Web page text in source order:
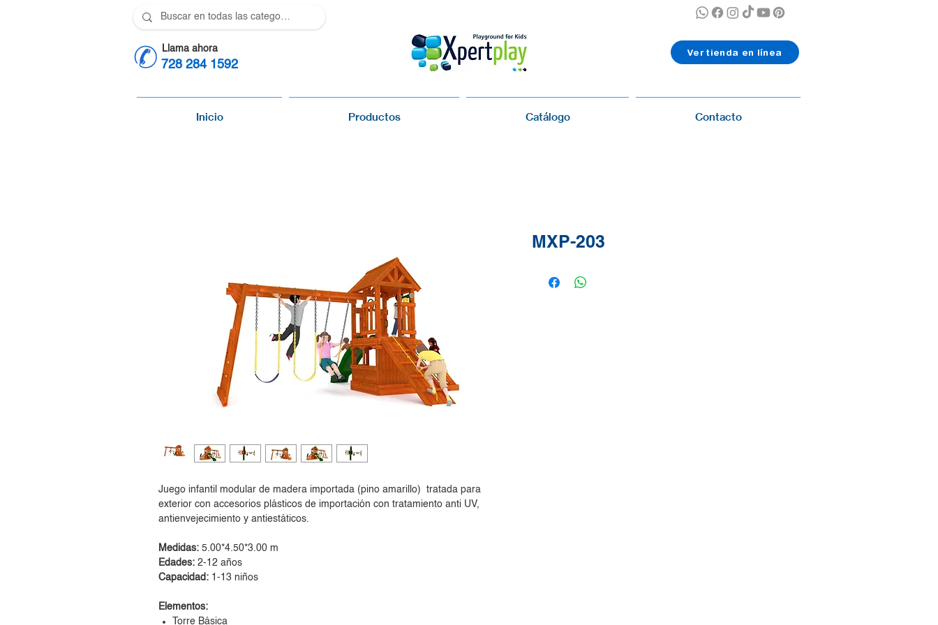
Llama ahora
728 284 1592
Ver tienda en línea
Inicio Productos Catálogo Contacto
Juego infantil modular de madera importada (pino amarillo) tratada para
exterior con accesorios plásticos de importación con tratamiento anti UV,
antienvejecimiento y antiestáticos.
Medidas: 5.00*4.50*3.00 m
Edades: 2-12 años
Capacidad: 1-13 niños
Elementos:
Torre Básica
MXP-203